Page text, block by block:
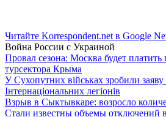
Читайте Korrespondent.net в Google
Война России с Украиной
Провал сезона: Москва будет
турсектора Крыма
У Сухопутних військах зробили заяву
Інтернаціональних легіонів
Взрыв в Сыктывкаре: возросло
Стали известны объемы отключений